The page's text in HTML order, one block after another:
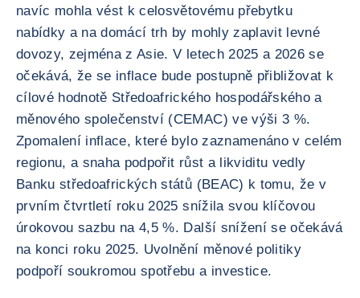
navíc mohla vést k celosvětovému přebytku
nabídky a na domácí trh by mohly zaplavit levné
dovozy, zejména z Asie. V letech 2025 a 2026 se
očekává, že se inflace bude postupně přibližovat k
cílové hodnotě Středoafrického hospodářského a
měnového společenství (CEMAC) ve výši 3 %.
Zpomalení inflace, které bylo zaznamenáno v celém
regionu, a snaha podpořit růst a likviditu vedly
Banku středoafrických států (BEAC) k tomu, že v
prvním čtvrtletí roku 2025 snížila svou klíčovou
úrokovou sazbu na 4,5 %. Další snížení se očekává
na konci roku 2025. Uvolnění měnové politiky
podpoří soukromou spotřebu a investice.